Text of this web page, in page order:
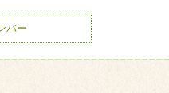
バー